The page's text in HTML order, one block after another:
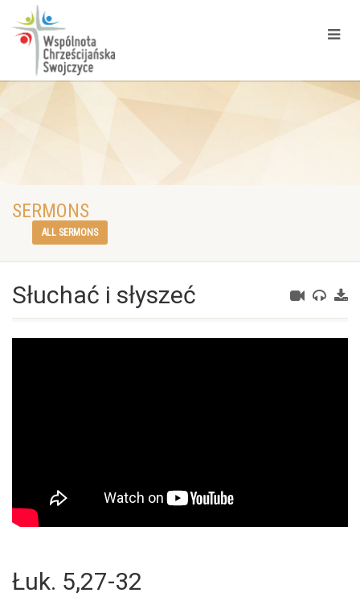
SERMONS
ALL SERMONS
Słuchać i słyszeć
Łuk. 5,27-32